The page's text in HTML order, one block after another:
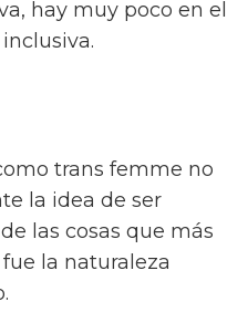
"Tienes uno que es
diferentes colores y
decir: 'esa
lo cual es muy